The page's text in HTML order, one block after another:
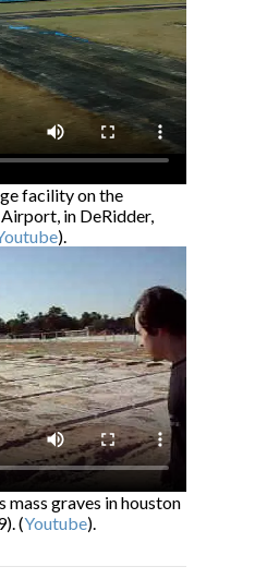
facility on the
in DeRidder,
).
mass graves in houston
(Youtube).